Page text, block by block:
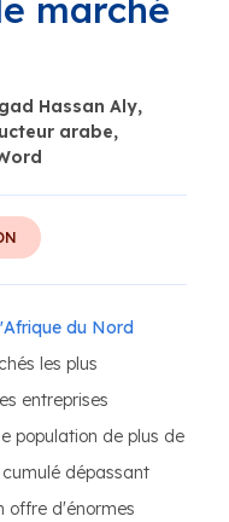
marché
Hassan Aly,
arabe,
du Nord
les plus
entreprises
population de plus de
dépassant
offre d'énormes